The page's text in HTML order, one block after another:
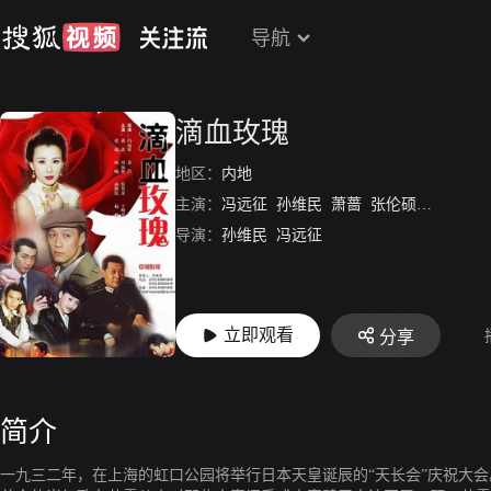
导航
滴血玫瑰
地区： 内地
主演： 冯远征 孙维民 萧蔷 张伦硕
于明加
导演： 孙维民 冯远征
立即观看 分享
简介
一九三二年，在上海的虹口公园将举行日本天皇诞辰的“天长会”庆祝大